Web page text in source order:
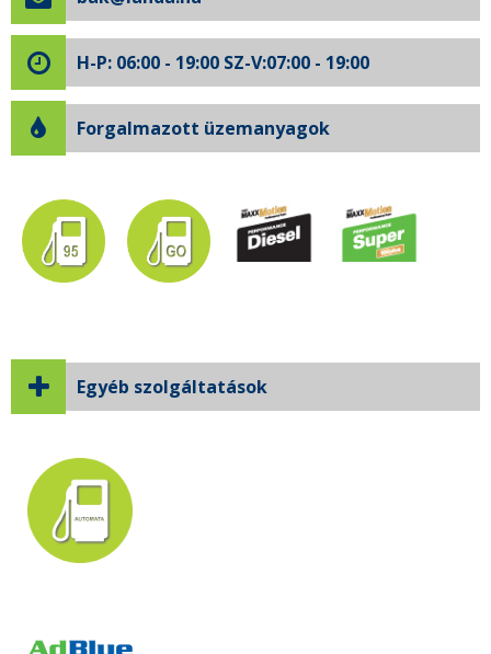
H-P: 06:00 - 19:00 SZ-V:07:00 - 19:00
Forgalmazott üzemanyagok
Egyéb szolgáltatások